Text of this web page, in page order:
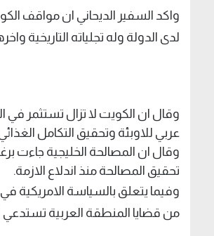
واكد السفير الديحاني ان مواقف
لدى الدولة وله تجلياته التاريخية
وقال ان الكويت لا تزال تستثمر في
عربي للاوبئة وتحقيق التكامل
وقال ان المصالحة الخليجية جاءت
تحقيق المصالحة منذ اندلاع الازمة.
وفيما يتعلق بالسياسة الامريكية
من قضايا المنطقة العربية تستدعي